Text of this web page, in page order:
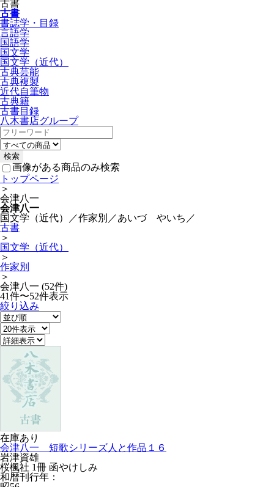
古書
古書
書誌学・目録
言語学
国語学
国文学
国文学（近代）
古典芸能
古典複製
近代自筆物
古典籍
古書目録
八木書店グループ
画像がある商品のみ検索
トップページ
＞
会津八一
会津八一
国文学（近代）／作家別／あいづ やいち／
古書
＞
国文学（近代）
＞
作家別
＞
会津八一 (52件)
41件〜52件表示
絞り込み
在庫あり
会津八一 短歌シリーズ人と作品１６
岩津資雄
桜楓社 1冊 函やけしみ
和暦刊行年：